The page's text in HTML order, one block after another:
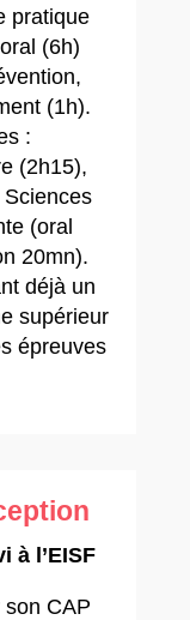
pratique
(6h)
(1h).
:
(2h15),
(oral
20mn).
déjà un
supérieur
épreuves
à l’EISF
son CAP